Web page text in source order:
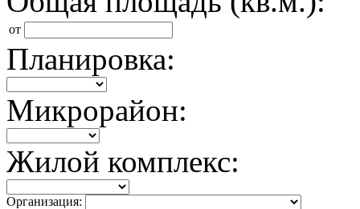
от
Планировка:
Микрорайон:
Жилой комплекс:
Организация: